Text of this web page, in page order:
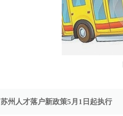
苏州人才落户新政策5月1日起执行